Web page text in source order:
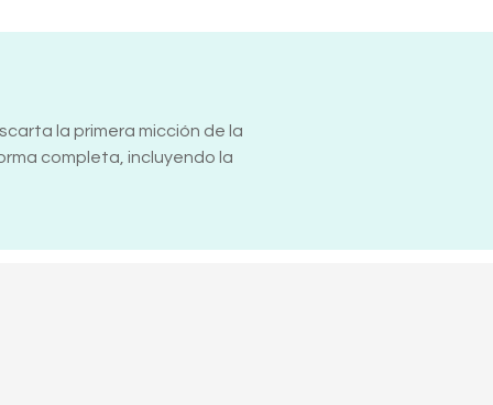
la primera micción de la
completa, incluyendo la